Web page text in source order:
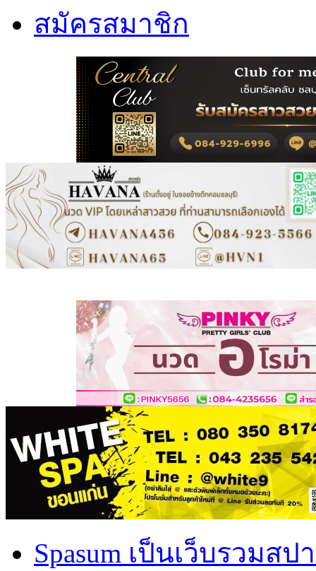
สมัครสมาชิก
Spasum เป็นเว็บรวม